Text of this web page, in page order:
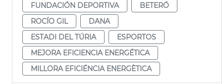
FUNDACIÓN DEPORTIVA
BETERÓ
ROCÍO GIL
DANA
ESTADI DEL TÚRIA
ESPORTOS
MEJORA EFICIENCIA ENERGÉTICA
MILLORA EFICIÉNCIA ENERGÈTICA